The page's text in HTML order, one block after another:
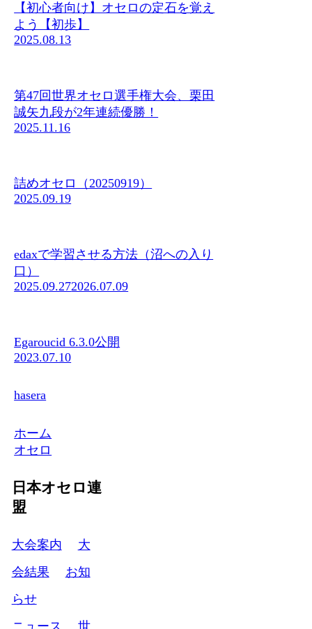
【初心者向け】オセロの定石を覚え
よう【初歩】
2025.08.13
第47回世界オセロ選手権大会、栗田
誠矢九段が2年連続優勝！
2025.11.16
詰めオセロ（20250919）
2025.09.19
edaxで学習させる方法（沼への入り
口）
2025.09.272026.07.09
Egaroucid 6.3.0公開
2023.07.10
hasera
ホーム
オセロ
日本オセロ連
盟
大会案内
大
会結果
お知
らせ
ニュース
世